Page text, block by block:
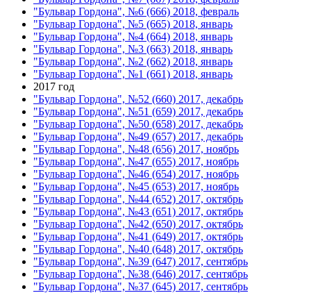
"Бульвар Гордона", №6 (666) 2018, февраль
"Бульвар Гордона", №5 (665) 2018, январь
"Бульвар Гордона", №4 (664) 2018, январь
"Бульвар Гордона", №3 (663) 2018, январь
"Бульвар Гордона", №2 (662) 2018, январь
"Бульвар Гордона", №1 (661) 2018, январь
2017 год
"Бульвар Гордона", №52 (660) 2017, декабрь
"Бульвар Гордона", №51 (659) 2017, декабрь
"Бульвар Гордона", №50 (658) 2017, декабрь
"Бульвар Гордона", №49 (657) 2017, декабрь
"Бульвар Гордона", №48 (656) 2017, ноябрь
"Бульвар Гордона", №47 (655) 2017, ноябрь
"Бульвар Гордона", №46 (654) 2017, ноябрь
"Бульвар Гордона", №45 (653) 2017, ноябрь
"Бульвар Гордона", №44 (652) 2017, октябрь
"Бульвар Гордона", №43 (651) 2017, октябрь
"Бульвар Гордона", №42 (650) 2017, октябрь
"Бульвар Гордона", №41 (649) 2017, октябрь
"Бульвар Гордона", №40 (648) 2017, октябрь
"Бульвар Гордона", №39 (647) 2017, сентябрь
"Бульвар Гордона", №38 (646) 2017, сентябрь
"Бульвар Гордона", №37 (645) 2017, сентябрь